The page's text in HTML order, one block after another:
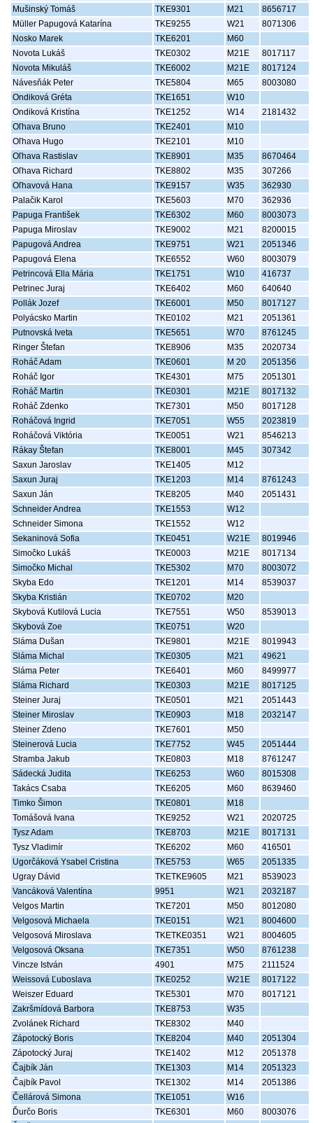
Mušinský Tomáš
TKE9301 M21
8656717
Müller Papugová Katarína
TKE9255 W21
8071306
Nosko Marek
TKE6201
M60
Novota Lukáš
TKE0302 M21E
8017117
Novota Mikuláš
TKE6002 M21E
8017124
Návesňák Peter
TKE5804 M65
8003080
Ondiková Gréta
TKE1651
W10
Ondiková Kristína
TKE1252 W14
2181432
Oľhava Bruno
TKE2401
M10
Oľhava Hugo
TKE2101
M10
Oľhava Rastislav
TKE8901 M35
8670464
Oľhava Richard
TKE8802 M35
307266
Oľhavová Hana
TKE9157 W35
362930
Palačik Karol
TKE5603 M70
362936
Papuga František
TKE6302 M60
8003073
Papuga Miroslav
TKE9002 M21
8200015
Papugová Andrea
TKE9751 W21
2051346
Papugová Elena
TKE6552 W60
8003079
Petrincová Ella Mária
TKE1751 W10
416737
Petrinec Juraj
TKE6402 M60
640640
Pollák Jozef
TKE6001 M50
8017127
Polyácsko Martin
TKE0102 M21
2051361
Putnovská Iveta
TKE5651 W70
8761245
Ringer Štefan
TKE8906 M35
2020734
Roháč Adam
TKE0601 M 20
2051356
Roháč Igor
TKE4301 M75
2051301
Roháč Martin
TKE0301 M21E
8017132
Roháč Zdenko
TKE7301 M50
8017128
Roháčová Ingrid
TKE7051 W55
2023819
Roháčová Viktória
TKE0051 W21
8546213
Rákay Štefan
TKE8001 M45
307342
Saxun Jaroslav
TKE1405
M12
Saxun Juraj
TKE1203 M14
8761243
Saxun Ján
TKE8205 M40
2051431
Schneider Andrea
TKE1553
W12
Schneider Simona
TKE1552
W12
Sekaninová Sofia
TKE0451 W21E
8019946
Simočko Lukáš
TKE0003 M21E
8017134
Simočko Michal
TKE5302 M70
8003072
Skyba Edo
TKE1201 M14
8539037
Skyba Kristián
TKE0702
M20
Skybová Kutilová Lucia
TKE7551 W50
8539013
Skybová Zoe
TKE0751
W20
Sláma Dušan
TKE9801 M21E
8019943
Sláma Michal
TKE0305 M21
49621
Sláma Peter
TKE6401 M60
8499977
Sláma Richard
TKE0303 M21E
8017125
Steiner Juraj
TKE0501 M21
2051443
Steiner Miroslav
TKE0903 M18
2032147
Steiner Zdeno
TKE7601
M50
Steinerová Lucia
TKE7752 W45
2051444
Stramba Jakub
TKE0803 M18
8761247
Sádecká Judita
TKE6253 W60
8015308
Takács Csaba
TKE6205 M60
8639460
Timko Šimon
TKE0801
M18
Tomášová Ivana
TKE9252 W21
2020725
Tysz Adam
TKE8703 M21E
8017131
Tysz Vladimír
TKE6202 M60
416501
Ugorčáková Ysabel Cristina
TKE5753 W65
2051335
Ugray Dávid
TKETKE9605 M21
8539023
Vancáková Valentína
9951 W21
2032187
Velgos Martin
TKE7201 M50
8012080
Velgosová Michaela
TKE0151 W21
8004600
Velgosová Miroslava
TKETKE0351 W21
8004605
Velgosová Oksana
TKE7351 W50
8761238
Vincze István
4901 M75
2111524
Weissová Ľuboslava
TKE0252 W21E
8017122
Weiszer Eduard
TKE5301 M70
8017121
Zakršmídová Barbora
TKE8753
W35
Zvolánek Richard
TKE8302
M40
Zápotocký Boris
TKE8204 M40
2051304
Zápotocký Juraj
TKE1402 M12
2051378
Čajbík Ján
TKE1303 M14
2051323
Čajbík Pavol
TKE1302 M14
2051386
Čellárová Simona
TKE1051
W16
Ďurčo Boris
TKE6301 M60
8003076